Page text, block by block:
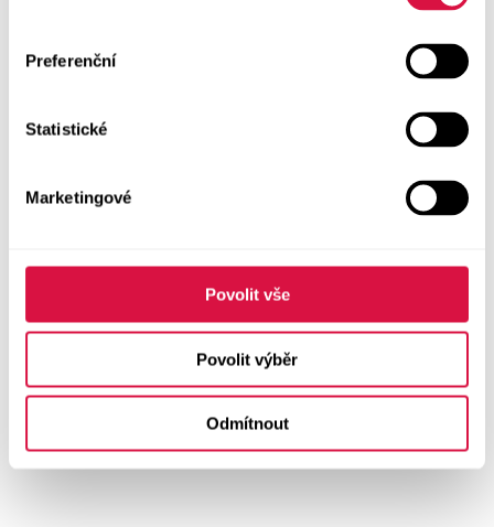
Preferenční
Statistické
Marketingové
Povolit vše
Povolit výběr
Odmítnout